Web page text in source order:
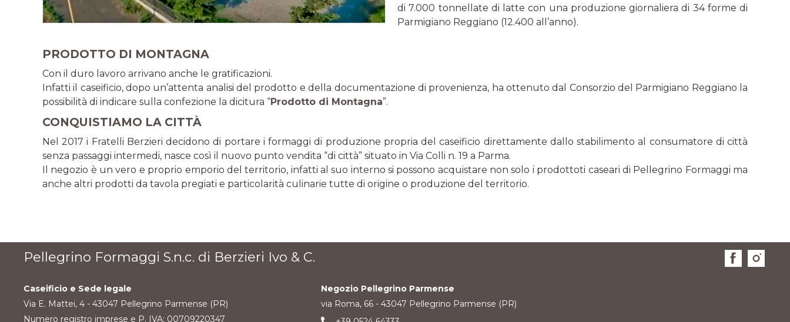
di 7.000 tonnellate di latte con una produzione giornaliera di 34 forme di
Parmigiano Reggiano (12.400 all’anno).
PRODOTTO DI MONTAGNA
Con il duro lavoro arrivano anche le gratificazioni.
Infatti il caseificio, dopo un’attenta analisi del prodotto e della documentazione di provenienza, ha ottenuto dal Consorzio del Parmigiano Reggiano la
possibilità di indicare sulla confezione la dicitura “Prodotto di Montagna”.
CONQUISTIAMO LA CITTÀ
Nel 2017 i Fratelli Berzieri decidono di portare i formaggi di produzione propria del caseificio direttamente dallo stabilimento al consumatore di città
senza passaggi intermedi, nasce così il nuovo punto vendita “di città” situato in Via Colli n. 19 a Parma.
Il negozio è un vero e proprio emporio del territorio, infatti al suo interno si possono acquistare non solo i prodottoti caseari di Pellegrino Formaggi ma
anche altri prodotti da tavola pregiati e particolarità culinarie tutte di origine o produzione del territorio.
Pellegrino Formaggi S.n.c. di Berzieri Ivo & C.
Caseificio e Sede legale
Via E. Mattei, 4 - 43047 Pellegrino Parmense (PR)
Numero registro imprese e P. IVA: 00709220347
Negozio Pellegrino Parmense
via Roma, 66 - 43047 Pellegrino Parmense (PR)